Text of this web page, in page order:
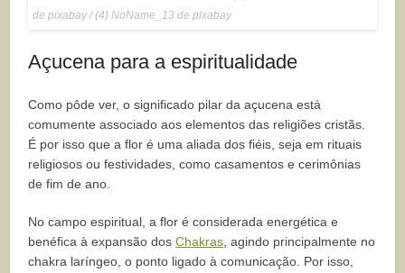
de pixabay / (4) NoName_13 de pixabay
Açucena para a espiritualidade
Como pôde ver, o significado pilar da açucena está
comumente associado aos elementos das religiões cristãs.
É por isso que a flor é uma aliada dos fiéis, seja em rituais
religiosos ou festividades, como casamentos e cerimônias
de fim de ano.
No campo espiritual, a flor é considerada energética e
benéfica à expansão dosChakras, agindo principalmente no
chakra laríngeo, o ponto ligado à comunicação. Por isso,